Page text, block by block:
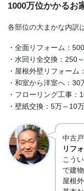
1000万位かかるお
各部位の大まかな内訳
・全面リフォーム：
・水回り全交換：250
・屋根外壁リフォーム
・和室から洋室へ：30
・フローリング工事：
・壁紙交換：5万～10
中古
リフ
こう
で建
屋根